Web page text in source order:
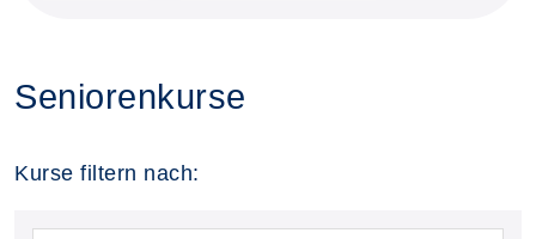
Seniorenkurse
Kurse filtern nach: